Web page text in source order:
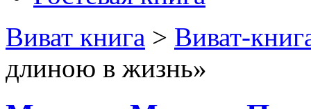
Виват книга > Виват-
длиною в жизнь»